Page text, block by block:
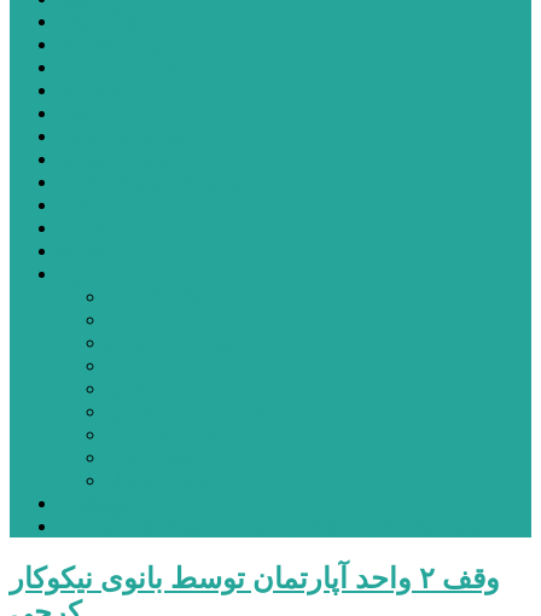
وقف ۲ واحد آپارتمان توسط بانوی نیکوکار